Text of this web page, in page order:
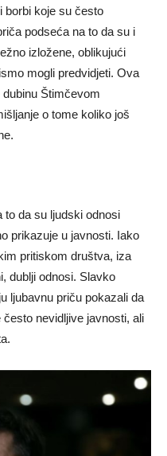
borbi koje su često
podseća na to da su i
izložene, oblikujući
mogli predvidjeti. Ova
Štimčevom
o tome koliko još
to da su ljudski odnosi
prikazuje u javnosti. Iako
pritiskom društva, iza
dublji odnosi. Slavko
ljubavnu priču pokazali da
nevidljive javnosti, ali